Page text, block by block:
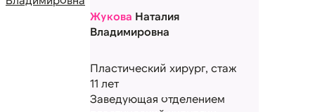
Жукова Наталия
Владимировна
Пластический хирург, стаж
11 лет
Заведующая отделением